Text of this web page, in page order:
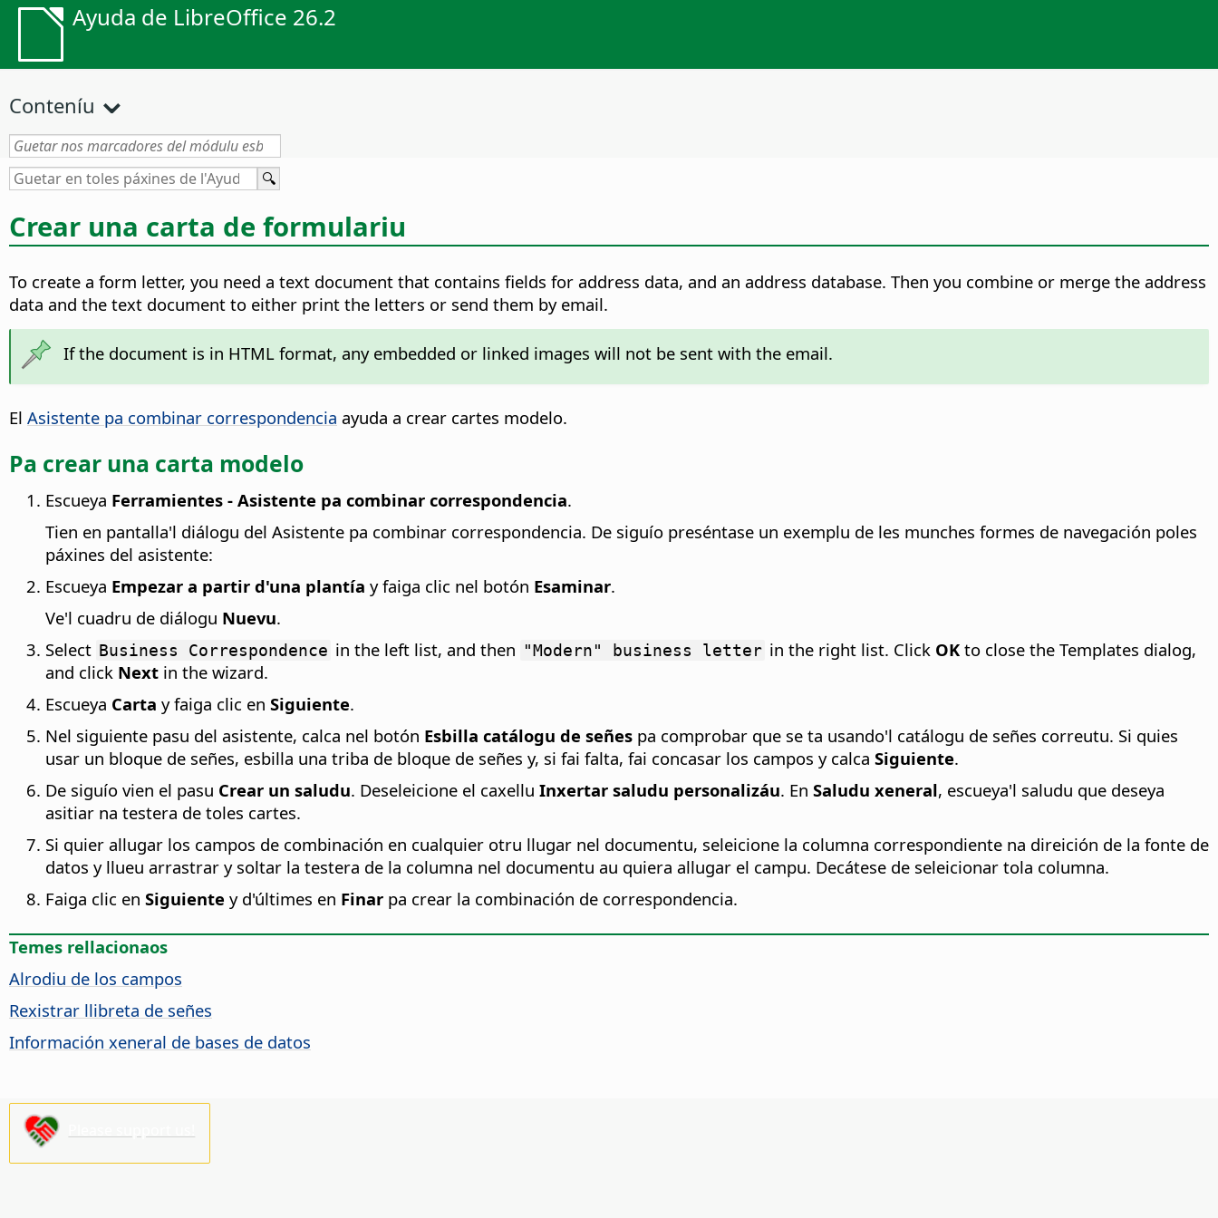
Ayuda de LibreOffice 26.2
Conteníu
Crear una carta de formulariu
To create a form letter, you need a text document that contains fields for address data, and an address database. Then you combine or merge the address
data and the text document to either print the letters or send them by email.
If the document is in HTML format, any embedded or linked images will not be sent with the email.
El Asistente pa combinar correspondencia ayuda a crear cartes modelo.
Pa crear una carta modelo
Escueya Ferramientes - Asistente pa combinar correspondencia.
Tien en pantalla'l diálogu del Asistente pa combinar correspondencia. De siguío preséntase un exemplu de les munches formes de navegación poles
páxines del asistente:
Escueya Empezar a partir d'una plantía y faiga clic nel botón Esaminar.
Ve'l cuadru de diálogu Nuevu.
Select Business Correspondence in the left list, and then "Modern" business letter in the right list. Click OK to close the Templates dialog,
and click Next in the wizard.
Escueya Carta y faiga clic en Siguiente.
Nel siguiente pasu del asistente, calca nel botón Esbilla catálogu de señes pa comprobar que se ta usando'l catálogu de señes correutu. Si quies
usar un bloque de señes, esbilla una triba de bloque de señes y, si fai falta, fai concasar los campos y calca Siguiente.
De siguío vien el pasu Crear un saludu. Deseleicione el caxellu Inxertar saludu personalizáu. En Saludu xeneral, escueya'l saludu que deseya
asitiar na testera de toles cartes.
Si quier allugar los campos de combinación en cualquier otru llugar nel documentu, seleicione la columna correspondiente na direición de la fonte de
datos y llueu arrastrar y soltar la testera de la columna nel documentu au quiera allugar el campu. Decátese de seleicionar tola columna.
Faiga clic en Siguiente y d'últimes en Finar pa crear la combinación de correspondencia.
Temes rellacionaos
Alrodiu de los campos
Rexistrar llibreta de señes
Información xeneral de bases de datos